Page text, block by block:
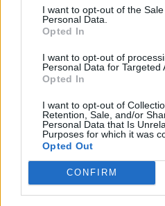
I want to opt-out of the
Personal Data.
Opted In
I want to opt-out of
Personal Data for Targeted
Opted In
I want to opt-out of
Retention, Sale, and/or
Personal Data that Is
Purposes for which it was
Opted Out
CONFIRM
L'email è richiesta ma non verrà
commento esprime il pensiero dell'autore
commenti non sono testi giornalistici, ma
possono essere automaticamente
che includano uno o più link a siti esterni